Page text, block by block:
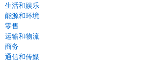
生活和娱乐
能源和环境
零售
运输和物流
商务
通信和传媒